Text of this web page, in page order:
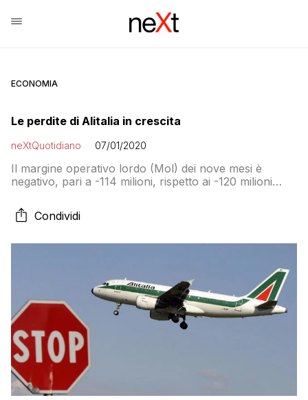
ECONOMIA
Le perdite di Alitalia in crescita
neXtQuotidiano 07/01/2020
Il margine operativo lordo (Mol) dei nove mesi è
negativo, pari a -114 milioni, rispetto ai -120 milioni
Condividi